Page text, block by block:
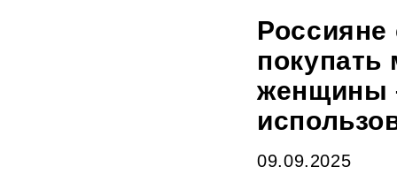
покупать
женщины
09.09.2025